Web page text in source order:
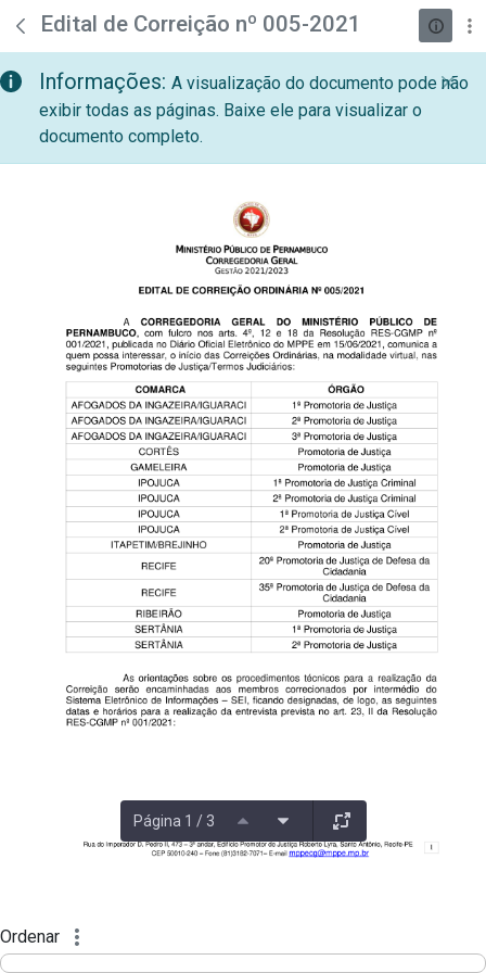
Pular para o Conteúdo principal
teste descricao
Edital de Correição nº 005-2021
Informações: A visualização do documento pode não
exibir todas as páginas. Baixe ele para visualizar o
documento completo.
Página 1 / 3
Ordenar